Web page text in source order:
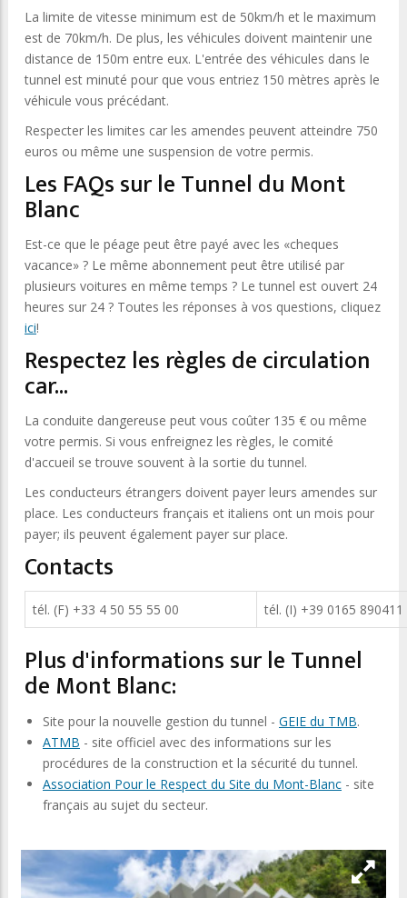
La limite de vitesse minimum est de 50km/h et le maximum
est de 70km/h. De plus, les véhicules doivent maintenir une
distance de 150m entre eux. L'entrée des véhicules dans le
tunnel est minuté pour que vous entriez 150 mètres après le
véhicule vous précédant.
Respecter les limites car les amendes peuvent atteindre 750
euros ou même une suspension de votre permis.
Les FAQs sur le Tunnel du Mont
Blanc
Est-ce que le péage peut être payé avec les «cheques
vacance» ? Le même abonnement peut être utilisé par
plusieurs voitures en même temps ? Le tunnel est ouvert 24
heures sur 24 ? Toutes les réponses à vos questions, cliquez
ici!
Respectez les règles de circulation
car...
La conduite dangereuse peut vous coûter 135 € ou même
votre permis. Si vous enfreignez les règles, le comité
d'accueil se trouve souvent à la sortie du tunnel.
Les conducteurs étrangers doivent payer leurs amendes sur
place. Les conducteurs français et italiens ont un mois pour
payer; ils peuvent également payer sur place.
Contacts
tél. (F) +33 4 50 55 55 00 tél. (I) +39 0165 890411
Plus d'informations sur le Tunnel
de Mont Blanc:
Site pour la nouvelle gestion du tunnel - GEIE du TMB.
ATMB - site officiel avec des informations sur les
procédures de la construction et la sécurité du tunnel.
Association Pour le Respect du Site du Mont-Blanc - site
français au sujet du secteur.